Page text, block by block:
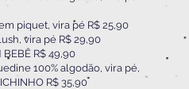
piquet, vira pé R$ 25,90
vira pé R$ 29,90
BEBÊ R$ 49,90
100% algodão, vira pé,
R$ 35,90